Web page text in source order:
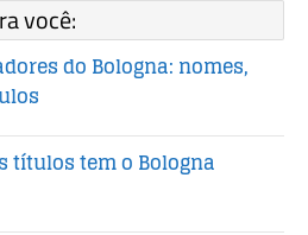
você:
do Bologna: nomes,
títulos tem o Bologna